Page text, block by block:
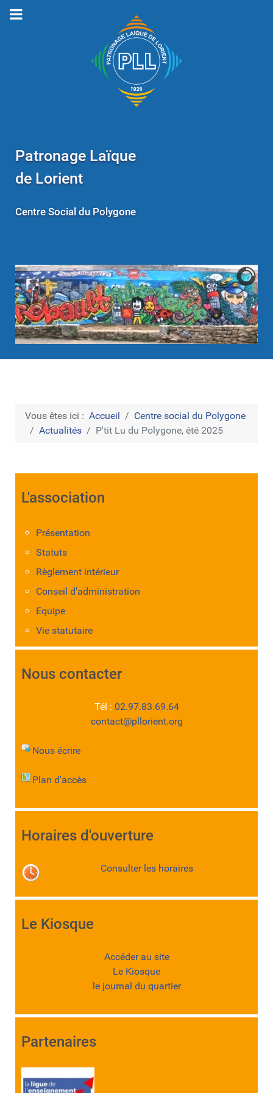
Patronage Laïque
de Lorient
Centre Social du Polygone
Vous êtes ici : Accueil
Centre social du Polygone
Actualités
P'tit Lu du Polygone, été 2025
L'association
Présentation
Statuts
Règlement intérieur
Conseil d'administration
Equipe
Vie statutaire
Nous contacter
Tél : 02.97.83.69.64
contact@pllorient.org
Nous écrire
Plan d'accès
Horaires d'ouverture
Consulter les horaires
Le Kiosque
Accéder au site
Le Kiosque
le journal du quartier
Partenaires